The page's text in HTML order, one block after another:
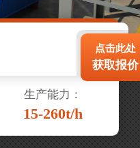
点击此处
获取报价
生产能力：
15-260t/h